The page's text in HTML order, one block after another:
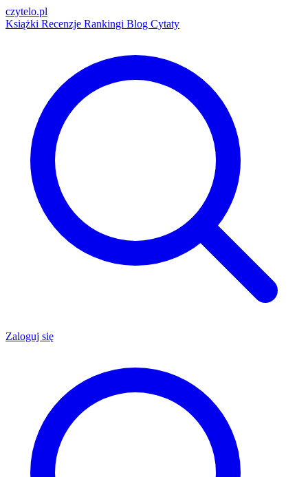
czytelo.pl
Książki Recenzje Rankingi Blog Cytaty
Zaloguj się